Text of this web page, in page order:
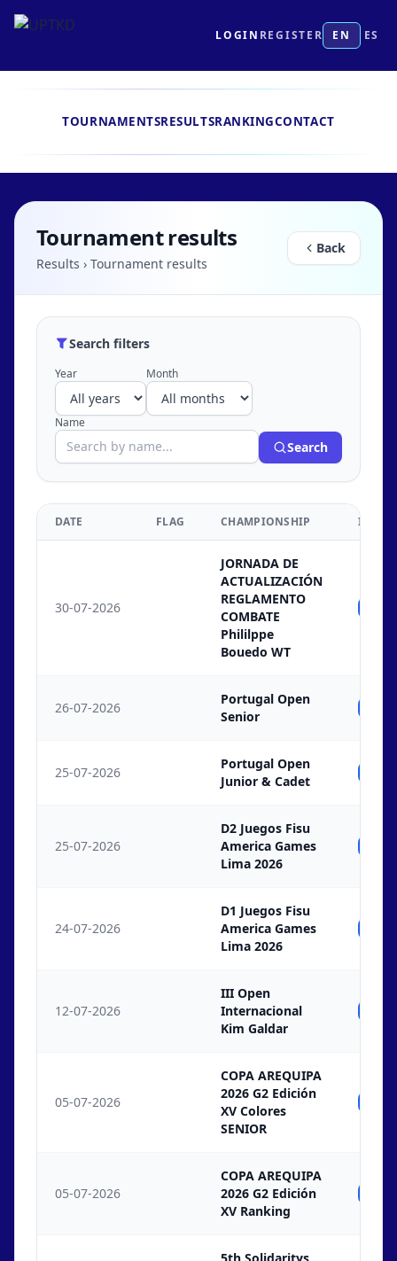
LOGIN REGISTER EN ES
TOURNAMENTSRESULTSRANKINGCONTACT
Tournament results
Results › Tournament results
Back
Search filters
Year Month
Name
Search
DATE FLAG CHAMPIONSHIP
30-07-2026
JORNADA DE
ACTUALIZACIÓN
REGLAMENTO
COMBATE
Phililppe
Bouedo WT
26-07-2026
Portugal Open
Senior
25-07-2026
Portugal Open
Junior & Cadet
25-07-2026
D2 Juegos Fisu
America Games
Lima 2026
24-07-2026
D1 Juegos Fisu
America Games
Lima 2026
12-07-2026
III Open
Internacional
Kim Galdar
05-07-2026
COPA AREQUIPA
2026 G2 Edición
XV Colores
SENIOR
05-07-2026
COPA AREQUIPA
2026 G2 Edición
XV Ranking